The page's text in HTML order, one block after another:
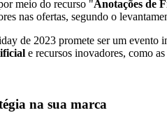
meio do recurso "Anotações de
nas ofertas, segundo o
de 2023 promete ser um evento
e recursos inovadores, como as
na sua marca